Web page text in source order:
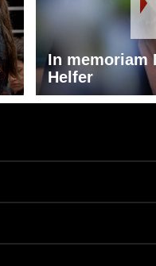
In memoriam
Helfer